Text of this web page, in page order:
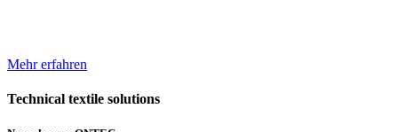
Mehr erfahren
Technical textile solutions